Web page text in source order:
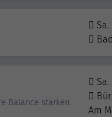
Sa.
Balance stärken.
Sa.
Am